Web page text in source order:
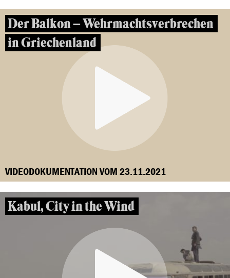
Der Balkon – Wehrmachtsverbrechen
in Griechenland
VIDEODOKUMENTATION VOM 23.11.2021
Kabul, City in the Wind